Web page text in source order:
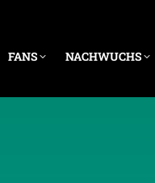
FANS NACHWUCHS